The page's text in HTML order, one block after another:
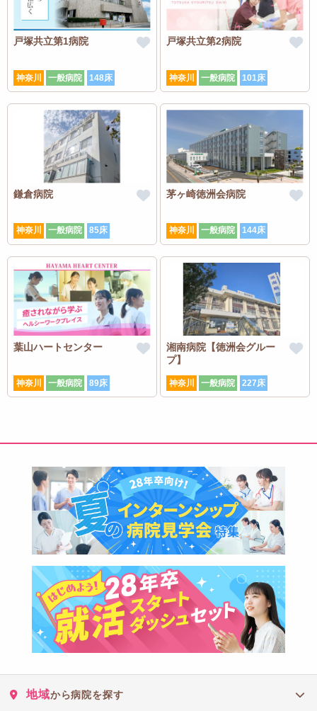
戸塚共立第1病院
神奈川 一般病院 148床
戸塚共立第2病院
神奈川 一般病院 101床
鎌倉病院
神奈川 一般病院 85床
茅ヶ崎徳洲会病院
神奈川 一般病院 144床
葉山ハートセンター
神奈川 一般病院 89床
湘南病院【徳洲会グルー
プ】
神奈川 一般病院 227床
地域から病院を探す